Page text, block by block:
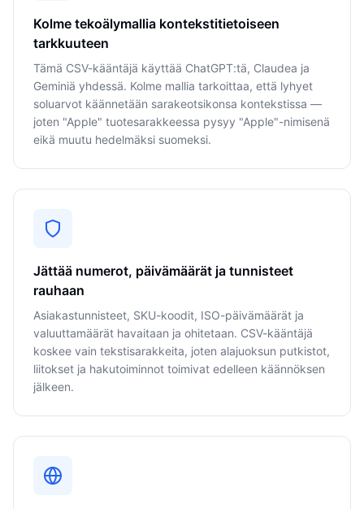
Kolme tekoälymallia kontekstitietoiseen
tarkkuuteen
Tämä CSV-kääntäjä käyttää ChatGPT:tä, Claudea ja
Geminiä yhdessä. Kolme mallia tarkoittaa, että lyhyet
soluarvot käännetään sarakeotsikonsa kontekstissa —
joten "Apple" tuotesarakkeessa pysyy "Apple"-nimisenä
eikä muutu hedelmäksi suomeksi.
Jättää numerot, päivämäärät ja tunnisteet
rauhaan
Asiakastunnisteet, SKU-koodit, ISO-päivämäärät ja
valuuttamäärät havaitaan ja ohitetaan. CSV-kääntäjä
koskee vain tekstisarakkeita, joten alajuoksun putkistot,
liitokset ja hakutoiminnot toimivat edelleen käännöksen
jälkeen.